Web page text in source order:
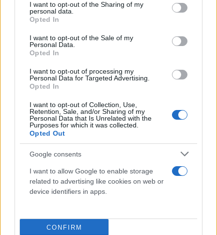
not limited to your visit or usage behaviour. You may click to
grant or deny consent to Google and its third-party tags to
use your data for below specified purposes in below Google
consent section.
I want to opt-out of the Sharing of my
personal data.
Opted In
I want to opt-out of the Sale of my
Personal Data.
Opted In
I want to opt-out of processing my
Personal Data for Targeted Advertising.
Opted In
I want to opt-out of Collection, Use,
Retention, Sale, and/or Sharing of my
Personal Data that Is Unrelated with the
Purposes for which it was collected.
Opted Out
Google consents
I want to allow Google to enable storage
related to advertising like cookies on web or
device identifiers in apps.
CONFIRM
«Μπορούμε» έχει διαθέσει από το 2012
περισσότερες από 700.000 μερίδες φαγητού από τα
εστιατόρια των καταστημάτων ΙΚΕΑ στην Ελλάδα
συμβάλλοντας παράλληλα έτσι στην μείωση της